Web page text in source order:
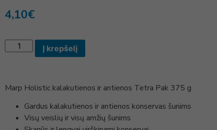
4,10€
Į krepšelį
Marp Holistic kalakutienos ir antienos Tetra Pak 375 g
Gardus kalakutienos ir antienos konservas šunims
Visų veislių ir visų amžių šunims